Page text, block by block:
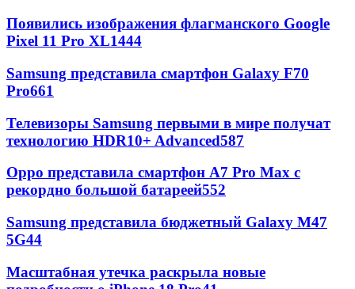
Появились изображения флагманского Google
Pixel 11 Pro XL1444
Samsung представила смартфон Galaxy F70
Pro661
Телевизоры Samsung первыми в мире получат
технологию HDR10+ Advanced587
Oppo представила смартфон A7 Pro Max с
рекордно большой батареей552
Samsung представила бюджетный Galaxy M47
5G44
Масштабная утечка раскрыла новые